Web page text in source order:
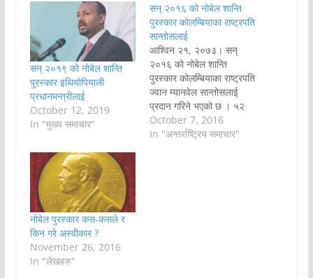
सन् २०१९ को नोबेल शान्ति
पुरस्कार इथियोपियाली
प्रधानमन्त्रीलाई
October 12, 2019
In "मुख्य समाचार"
सन् २०१६ को नोबेल शान्ति
पुरस्कार कोलम्बियाका राष्ट्रपति
सान्तोसलाई
आश्विन २१, २०७३। सन्
२०१६ को नोबेल शान्ति
पुरस्कार कोलम्बियाका राष्ट्रपति
ज्वान म्यानवेल सान्तोसलाई
प्रदान गरिने भएको छ । ५२
वर्ष लामो गृहयुद्ध अन्त्य गर्न
सफल भएको भन्दै नोबेल
October 7, 2016
In "अन्तर्राष्ट्रिय समाचार"
नोबेल पुरस्कार कस-कसले र
किन गरे अस्वीकार ?
November 26, 2016
In "लेखहरु"